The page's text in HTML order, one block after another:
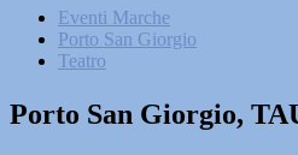
Eventi Marche
Porto San Giorgio
Teatro
Porto San Giorgio,